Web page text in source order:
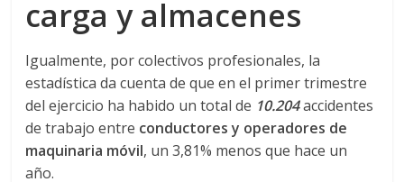
u
n
a
carga y almacenes
Igualmente, por colectivos profesionales, la
estadística da cuenta de que en el primer trimestre
del ejercicio ha habido un total de 10.204accidentes
de trabajo entre conductores y operadores de
maquinaria móvil, un 3,81% menos que hace un
año.